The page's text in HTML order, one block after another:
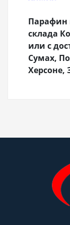
Парафин
склада
или с
Сумах,
Херсоне,